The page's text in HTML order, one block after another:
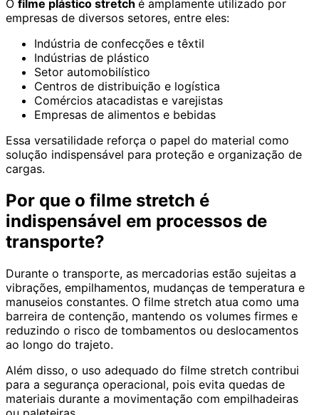
O filme plástico stretch é amplamente utilizado por
empresas de diversos setores, entre eles:
Indústria de confecções e têxtil
Indústrias de plástico
Setor automobilístico
Centros de distribuição e logística
Comércios atacadistas e varejistas
Empresas de alimentos e bebidas
Essa versatilidade reforça o papel do material como
solução indispensável para proteção e organização de
cargas.
Por que o filme stretch é
indispensável em processos de
transporte?
Durante o transporte, as mercadorias estão sujeitas a
vibrações, empilhamentos, mudanças de temperatura e
manuseios constantes. O filme stretch atua como uma
barreira de contenção, mantendo os volumes firmes e
reduzindo o risco de tombamentos ou deslocamentos
ao longo do trajeto.
Além disso, o uso adequado do filme stretch contribui
para a segurança operacional, pois evita quedas de
materiais durante a movimentação com empilhadeiras